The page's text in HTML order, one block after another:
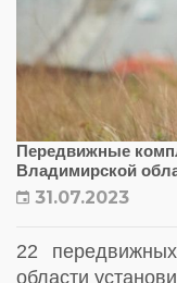
Передвижные
Владимирской
31.07.2023
22
области